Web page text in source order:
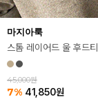
마지아룩
스톰 레이어드 울 후드티
45,000원
7% 41,850원